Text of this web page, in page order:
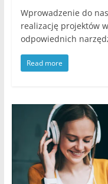
Wprowadzenie do
realizację projektów
odpowiednich
Read more